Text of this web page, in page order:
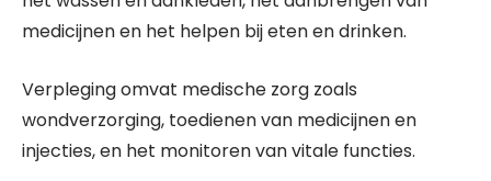
medicijnen en het helpen bij eten en drinken.
Verpleging omvat medische zorg zoals
wondverzorging, toedienen van medicijnen en
injecties, en het monitoren van vitale functies.